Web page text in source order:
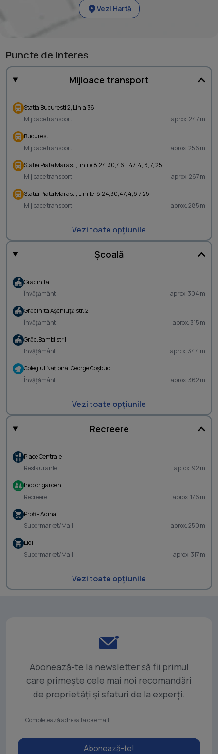
Vezi Hartă
Puncte de interes
Mijloace transport
Statia Bucuresti 2, Linia 36
Mijloace transport
aprox. 247 m
Bucuresti
Mijloace transport
aprox. 256 m
Statia Piata Marasti, liniile 8,24,30,46B,47, 4, 6, 7, 25
Mijloace transport
aprox. 267 m
Statia Piata Marasti, Liniile: 8,24,30,47, 4,6,7,25
Mijloace transport
aprox. 285 m
Vezi toate opțiunile
Școală
Gradinita
Învățământ
aprox. 304 m
Grădinita Aşchiuţă str. 2
Învățământ
aprox. 315 m
Grăd.Bambi str.1
Învățământ
aprox. 344 m
Colegiul Naţional George Coşbuc
Învățământ
aprox. 362 m
Vezi toate opțiunile
Recreere
Place Centrale
Restaurante
aprox. 92 m
Indoor garden
Recreere
aprox. 176 m
Profi - Adina
Supermarket/Mall
aprox. 250 m
Lidl
Supermarket/Mall
aprox. 317 m
Vezi toate opțiunile
Abonează-te la newsletter să fii primul
care primește cele mai noi recomandări
de proprietăți și sfaturi de la experți.
Abonează-te!